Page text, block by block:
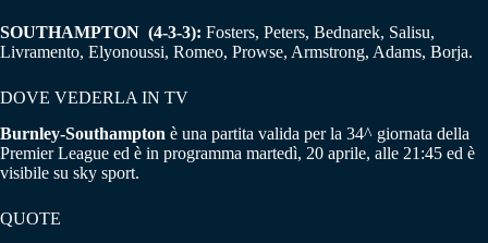
SOUTHAMPTON (4-3-3): Fosters, Peters, Bednarek, Salisu,
Livramento, Elyonoussi, Romeo, Prowse, Armstrong, Adams, Borja.
DOVE VEDERLA IN TV
Burnley-Southampton è una partita valida per la 34^ giornata della
Premier League ed è in programma martedì, 20 aprile, alle 21:45 ed è
visibile su sky sport.
QUOTE